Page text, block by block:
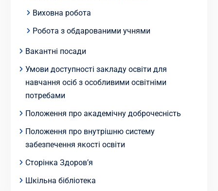
Виховна робота
Робота з обдарованими учнями
Вакантні посади
Умови доступності закладу освіти для
навчання осіб з особливими освітніми
потребами
Положення про академічну доброчесність
Положення про внутрішню систему
забезпечення якості освіти
Сторінка Здоров’я
Шкільна бібліотека